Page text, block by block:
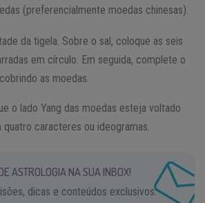
(preferencialmente moedas chinesas).
da tigela. Sobre o sal, coloque as seis
em círculo. Em seguida, complete o
as moedas.
o lado Yang das moedas esteja voltado
caracteres ou ideogramas.
ASTROLOGIA NA SUA INBOX!
dicas e conteúdos exclusivos.